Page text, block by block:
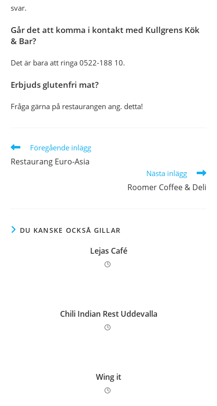
svar.
Går det att komma i kontakt med Kullgrens Kök
& Bar?
Det är bara att ringa 0522-188 10.
Erbjuds glutenfri mat?
Fråga gärna på restaurangen ang. detta!
Läs
artiklar
Föregående inlägg
Restaurang Euro-Asia
Nästa inlägg
Roomer Coffee & Deli
DU KANSKE OCKSÅ GILLAR
Lejas Café
Chili Indian Rest Uddevalla
Wing it